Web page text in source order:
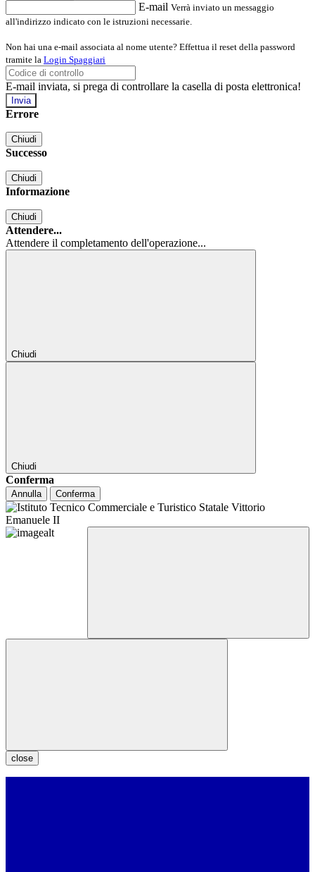
E-mail Verrà inviato un messaggio
all'indirizzo indicato con le istruzioni necessarie.
Non hai una e-mail associata al nome utente? Effettua il reset della password
tramite la Login Spaggiari
E-mail inviata, si prega di controllare la casella di posta elettronica!
Errore
Chiudi
Successo
Chiudi
Informazione
Chiudi
Attendere...
Attendere il completamento dell'operazione...
Chiudi
Chiudi
Conferma
Annulla Conferma
close